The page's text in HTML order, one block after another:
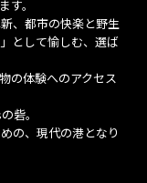
。
、都市の快楽と野生
として愉しむ、選ば
の体験へのアクセス
砦。
の、現代の港となり